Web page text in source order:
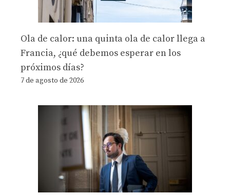
Ola de calor: una quinta ola de calor llega a
Francia, ¿qué debemos esperar en los
próximos días?
7 de agosto de 2026